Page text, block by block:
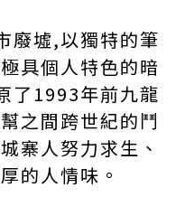
廢墟,以獨特的筆
具個人特色的暗
了1993年前九龍
之間跨世紀的鬥
寨人努力求生、
的人情味。